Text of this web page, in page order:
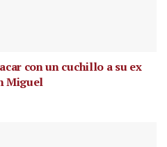
con un cuchillo a su ex
Miguel